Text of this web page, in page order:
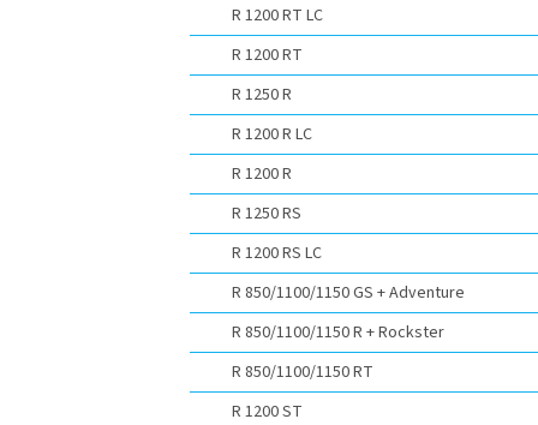
R 1200 RT LC
R 1200 RT
R 1250 R
R 1200 R LC
R 1200 R
R 1250 RS
R 1200 RS LC
R 850/1100/1150 GS + Adventure
R 850/1100/1150 R + Rockster
R 850/1100/1150 RT
R 1200 ST